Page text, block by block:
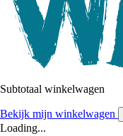
Subtotaal winkelwagen
Bekijk mijn winkelwagen
Loading...